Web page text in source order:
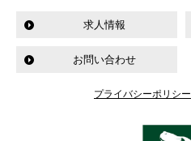
求人情報
お問い合わせ
プライバシーポリシー